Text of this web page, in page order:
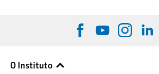
O Instituto